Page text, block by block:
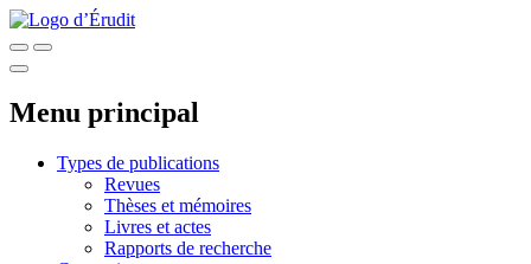
Menu principal
Types de publications
Revues
Thèses et mémoires
Livres et actes
Rapports de recherche